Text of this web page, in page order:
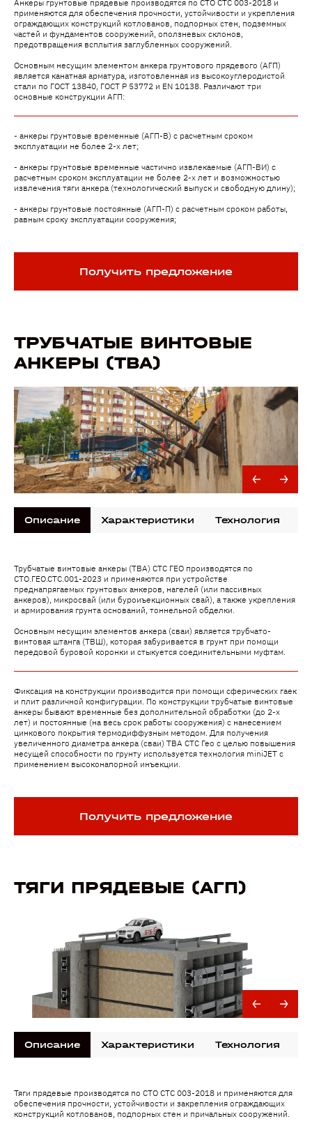
Анкеры грунтовые прядевые производятся по СТО СТС 003-2018 и
применяются для обеспечения прочности, устойчивости и укрепления
ограждающих конструкций котлованов, подпорных стен, подземных
частей и фундаментов сооружений, оползневых склонов,
предотвращения всплытия заглубленных сооружений.
Основным несущим элементом анкера грунтового прядевого (АГП)
является канатная арматура, изготовленная из высокоуглеродистой
стали по ГОСТ 13840, ГОСТ Р 53772 и EN 10138. Различают три
основные конструкции АГП:
- анкеры грунтовые временные (АГП-В) с расчетным сроком
эксплуатации не более 2-х лет;
- анкеры грунтовые временные частично извлекаемые (АГП-ВИ) с
расчетным сроком эксплуатации не более 2-х лет и возможностью
извлечения тяги анкера (технологический выпуск и свободную длину);
- анкеры грунтовые постоянные (АГП-П) с расчетным сроком работы,
равным сроку эксплуатации сооружения;
Получить предложение
ТРУБЧАТЫЕ ВИНТОВЫЕ
АНКЕРЫ (ТВА)
Описание Характеристики Технология
Трубчатые винтовые анкеры (ТВА) СТС ГЕО производятся по
СТО.ГЕО.СТС.001-2023 и применяются при устройстве
преднапрягаемых грунтовых анкеров, нагелей (или пассивных
анкеров), микросвай (или буроиъекционных свай), а также укрепления
и армирования грунта оснований, тоннельной обделки.
Основным несущим элементов анкера (сваи) является трубчато-
винтовая штанга (ТВШ), которая забуривается в грунт при помощи
передовой буровой коронки и стыкуется соединительными муфтам.
Фиксация на конструкции производится при помощи сферических гаек
и плит различной конфигурации. По конструкции трубчатые винтовые
анкеры бывают временные без дополнительной обработки (до 2-х
лет) и постоянные (на весь срок работы сооружения) с нанесением
цинкового покрытия термодиффузным методом. Для получения
увеличенного диаметра анкера (сваи) ТВА СТС Гео с целью повышения
несущей способности по грунту используется технология miniJET с
применением высоконапорной инъекции.
Получить предложение
ТЯГИ ПРЯДЕВЫЕ (АГП)
Описание Характеристики Технология
Тяги прядевые производятся по СТО СТС 003-2018 и применяются для
обеспечения прочности, устойчивости и закрепления ограждающих
конструкций котлованов, подпорных стен и причальных сооружений.